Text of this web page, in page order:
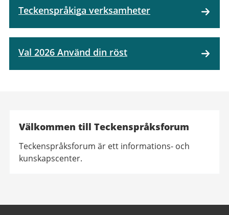
Teckenspråkiga verksamheter
Val 2026 Använd din röst
Välkommen till Teckenspråksforum
Teckenspråksforum är ett informations- och
kunskapscenter.
Aktuellt